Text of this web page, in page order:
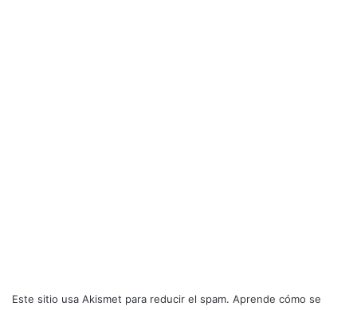
Este sitio usa Akismet para reducir el spam. Aprende cómo se